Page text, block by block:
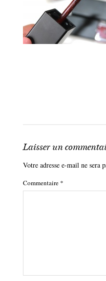
Laisser un
Votre adresse e-mail ne sera
Commentaire *